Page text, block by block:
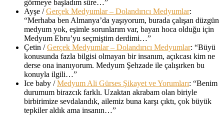
görmeye başladım süre…”
Ayşe /Gerçek Medyumlar – Dolandırıcı Medyumlar:
“Merhaba ben Almanya’da yaşıyorum, burada çalışan düzgün
medyum yok, eşimle sorunlarım var, bayan hoca olduğu için
Medyum Ebru’yu seçmiştim derdimi…”
Çetin /Gerçek Medyumlar – Dolandırıcı Medyumlar: “Büyü
konusunda fazla bilgisi olmayan bir insanım, açıkcası kim ne
derse ona inanıyorum. Medyum Şehzade ile çalışırken bu
konuyla ilgili…”
Ice baby /Medyum Ali Gürses Şikayet ve Yorumları: “Benim
durumum birazcık farklı. Uzaktan akrabam olan biriyle
birbirimize sevdalandık, ailemiz buna karşı çıktı, çok büyük
tepkiler aldık ama insanın…”